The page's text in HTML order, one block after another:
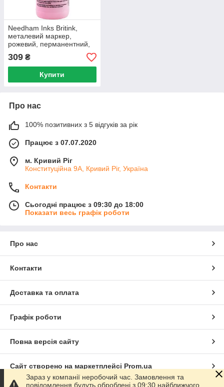
Needham Inks Britink,
металевий маркер,
рожевий, перманентний,
кругла головка 2.5 мм
309 ₴
Купити
Про нас
100% позитивних з 5 відгуків за рік
Працює з 07.07.2020
м. Кривий Ріг
Конституційна 9А, Кривий Ріг, Україна
Контакти
Сьогодні працює з 09:30 до 18:00
Показати весь графік роботи
Про нас
Контакти
Доставка та оплата
Графік роботи
Повна версія сайту
Сайт створено на маркетплейсі Prom.ua
Зараз у компанії неробочий час. Замовлення та
повідомлення будуть оброблені з 09:30 найближчого